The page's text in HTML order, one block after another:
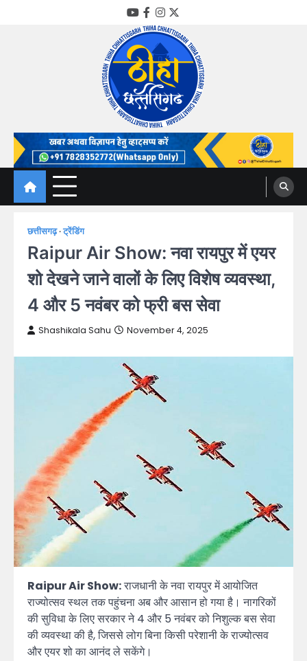
YouTube
Facebook
Instagram
Twitter
Thiha Chhattisgarh
गोठ जन-जन के
छत्तीसगढ़ ट्रेंडिंग
Raipur Air Show: नवा रायपुर में एयर
शो देखने जाने वालों के लिए विशेष व्यवस्था,
4 और 5 नवंबर को फ्री बस सेवा
Shashikala Sahu November 4, 2025
Raipur Air Show:राजधानी के नवा रायपुर में आयोजित
राज्योत्सव स्थल तक पहुंचना अब और आसान हो गया है। नागरिकों
की सुविधा के लिए सरकार ने 4 और 5 नवंबर को निशुल्क बस सेवा
की व्यवस्था की है, जिससे लोग बिना किसी परेशानी के राज्योत्सव
और एयर शो का आनंद ले सकेंगे।